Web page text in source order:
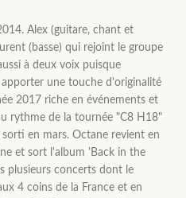
Alex (guitare, chant et
(basse) qui rejoint le groupe
à deux voix puisque
une touche d'originalité
2017 riche en événements et
rythme de la tournée "C8 H18"
en mars. Octane revient en
et sort l'album 'Back in the
plusieurs concerts dont le
4 coins de la France et en